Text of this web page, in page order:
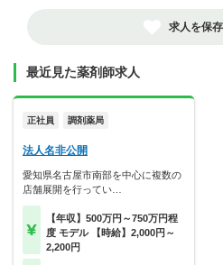
求人を保
最近見た薬剤師求人
正社員 調剤薬局
法人名非公開
愛知県名古屋市南部を中心に複数の
店舗展開を行ってい…
【年収】500万円～750万円程
度 モデル 【時給】2,000円～
2,200円